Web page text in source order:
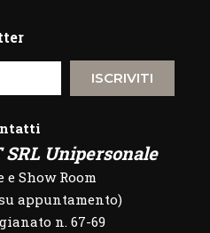
ISCRIVITI
SRL Unipersonale
e Show Room
appuntamento)
n. 67-69